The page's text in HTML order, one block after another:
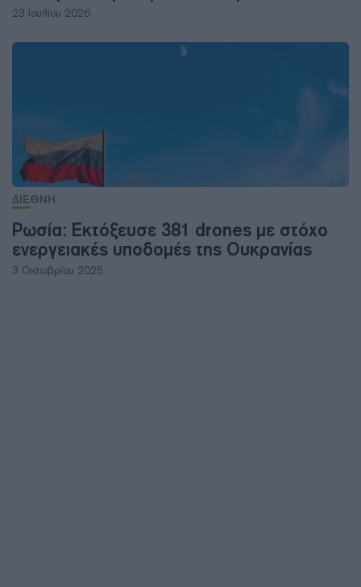
23 Ιουλίου 2026
ΔΙΕΘΝΗ
Ρωσία: Εκτόξευσε 381 drones με στόχο
ενεργειακές υποδομές της Ουκρανίας
3 Οκτωβρίου 2025